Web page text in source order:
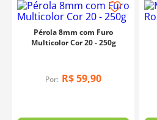
Pérola 8mm com Furo
Multicolor Cor 20 - 250g
Por: R$59,90